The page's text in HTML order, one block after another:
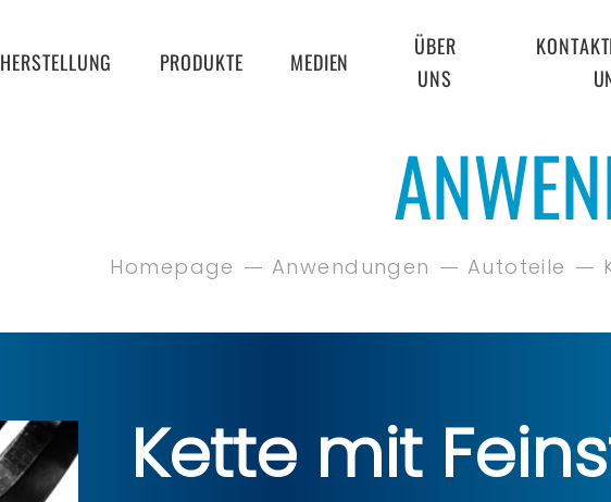
HERSTELLUNG PRODUKTE MEDIEN
ÜBER
UNS
Homepage Anwendungen Autoteile
Kette mit